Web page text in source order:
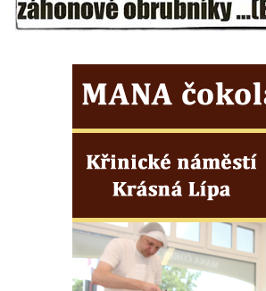
Českých Budějovicích
biskupské rezidenci v Českých
Budějovicích
Pamětní kámen družebních obcí Kamenný
Újezd a Krauchthal v parku na Náměstí v
Socha na náměstí J. V. Kamarýta ve
Velešíně